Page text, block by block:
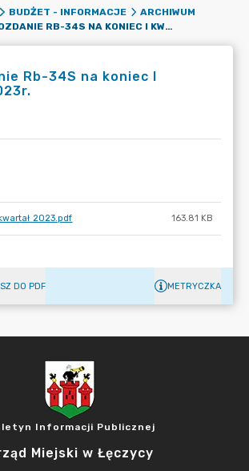
BUDŻET - INFORMACJE
ARCHIWUM
SPRAWOZDANIE RB-34S NA KONIEC I KWARTAŁU 2023R.
Rb-34S na koniec I
2023.pdf 163.81 KB
DO PDF METRYCZKA
Informacji Publicznej
Miejski w Łęczycy